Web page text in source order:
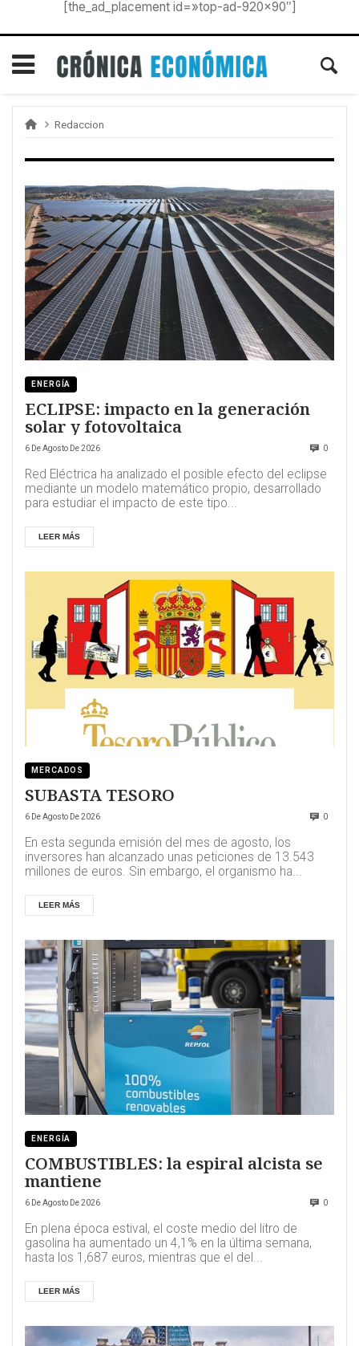
[the_ad_placement id=»top-ad-920×90″]
Redaccion
ENERGÍA
ECLIPSE: impacto en la generación
solar y fotovoltaica
6 De Agosto De 2026 0
Red Eléctrica ha analizado el posible efecto del eclipse
mediante un modelo matemático propio, desarrollado
para estudiar el impacto de este tipo...
LEER MÁS
MERCADOS
SUBASTA TESORO
6 De Agosto De 2026 0
En esta segunda emisión del mes de agosto, los
inversores han alcanzado unas peticiones de 13.543
millones de euros. Sin embargo, el organismo ha...
LEER MÁS
ENERGÍA
COMBUSTIBLES: la espiral alcista se
mantiene
6 De Agosto De 2026 0
En plena época estival, el coste medio del litro de
gasolina ha aumentado un 4,1% en la última semana,
hasta los 1,687 euros, mientras que el del...
LEER MÁS